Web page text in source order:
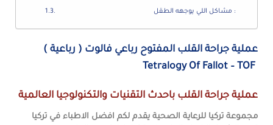
مشاكل اللي يوجهه الطقل :
عملية جراحة القلب المفتوح رباعي فالوت ( رباعية )
Tetralogy Of Fallot – TOF
عملية جراحة القلب باحدث التقنيات والتكنولوجيا العالمية
مجموعة تركيا للرعاية الصحية يقدم لكم افضل الاطباء في تركيا